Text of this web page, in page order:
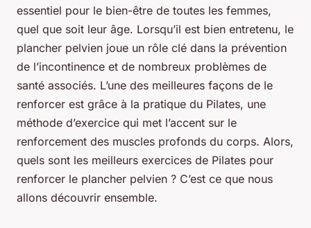
essentiel pour le bien-être de toutes les femmes,
quel que soit leur âge. Lorsqu’il est bien entretenu, le
plancher pelvien joue un rôle clé dans la prévention
de l’incontinence et de nombreux problèmes de
santé associés. L’une des meilleures façons de le
renforcer est grâce à la pratique du Pilates, une
méthode d’exercice qui met l’accent sur le
renforcement des muscles profonds du corps. Alors,
quels sont les meilleurs exercices de Pilates pour
renforcer le plancher pelvien ? C’est ce que nous
allons découvrir ensemble.